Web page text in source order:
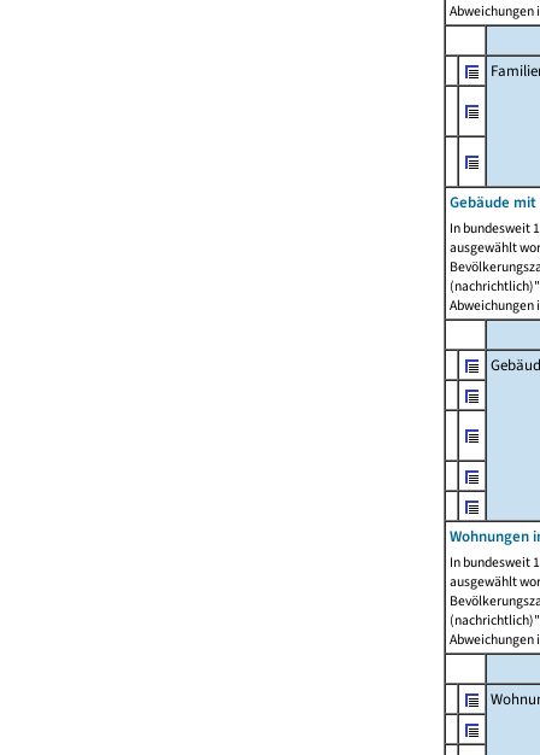
Abweichungen
Gebäude
In bundesweit
ausgewählt
Abweichungen
Wohnungen
In bundesweit
ausgewählt
Abweichungen